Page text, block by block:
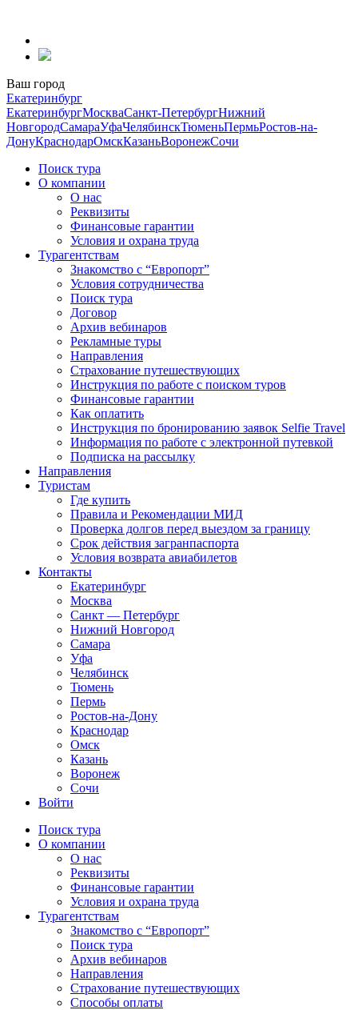
содержанию
Ваш город
Екатеринбург
ЕкатеринбургМоскваСанкт-ПетербургНижний
НовгородСамараУфаЧелябинскТюменьПермьРостов-на-
ДонуКраснодарОмскКазаньВоронежСочи
Поиск тура
О компании
О нас
Реквизиты
Финансовые гарантии
Условия и охрана труда
Турагентствам
Знакомство с “Европорт”
Условия сотрудничества
Поиск тура
Договор
Архив вебинаров
Рекламные туры
Направления
Страхование путешествующих
Инструкция по работе с поиском туров
Финансовые гарантии
Как оплатить
Инструкция по бронированию заявок Selfie Travel
Информация по работе с электронной путевкой
Подписка на рассылку
Направления
Туристам
Где купить
Правила и Рекомендации МИД
Проверка долгов перед выездом за границу
Срок действия загранпаспорта
Условия возврата авиабилетов
Контакты
Екатеринбург
Москва
Санкт — Петербург
Нижний Новгород
Самара
Уфа
Челябинск
Тюмень
Пермь
Ростов-на-Дону
Краснодар
Омск
Казань
Воронеж
Сочи
Войти
Поиск тура
О компании
О нас
Реквизиты
Финансовые гарантии
Условия и охрана труда
Турагентствам
Знакомство с “Европорт”
Поиск тура
Архив вебинаров
Направления
Страхование путешествующих
Способы оплаты